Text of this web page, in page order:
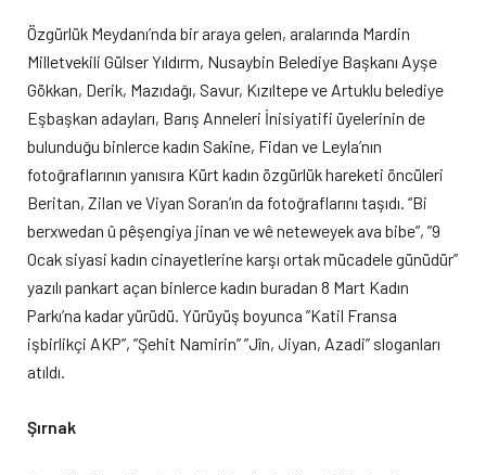
Özgürlük Meydanı’nda bir araya gelen, aralarında Mardin
Milletvekili Gülser Yıldırm, Nusaybin Belediye Başkanı Ayşe
Gökkan, Derik, Mazıdağı, Savur, Kızıltepe ve Artuklu belediye
Eşbaşkan adayları, Barış Anneleri İnisiyatifi üyelerinin de
bulunduğu binlerce kadın Sakine, Fidan ve Leyla’nın
fotoğraflarının yanısıra Kürt kadın özgürlük hareketi öncüleri
Beritan, Zilan ve Viyan Soran’ın da fotoğraflarını taşıdı. “Bi
berxwedan û pêşengiya jinan ve wê neteweyek ava bibe”, ”9
Ocak siyasi kadın cinayetlerine karşı ortak mücadele günüdür”
yazılı pankart açan binlerce kadın buradan 8 Mart Kadın
Parkı’na kadar yürüdü. Yürüyüş boyunca ”Katil Fransa
işbirlikçi AKP”, ”Şehit Namirin” ”Jîn, Jiyan, Azadi” sloganları
atıldı.
Şırnak